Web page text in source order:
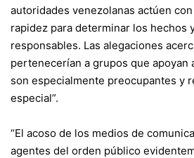
autoridades venezolanas actúen
rapidez para determinar los hechos
responsables. Las alegaciones
pertenecerían a grupos que apoyan
son especialmente preocupantes y
especial”.
“El acoso de los medios de
agentes del orden público